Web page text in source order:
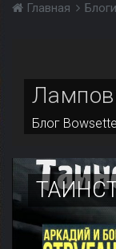
Главная Блоги
Блог Bowsette